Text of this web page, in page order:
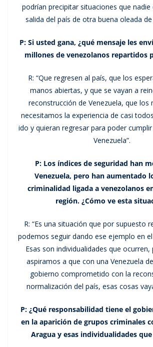
podrían precipitar situaciones que
salida del país de otra buena oleada de
P: Si usted gana, ¿qué mensaje les
millones de venezolanos repartidos
R: “Que regresen al país, que los
manos abiertas, y que se vayan a
reconstrucción de Venezuela, que los
necesitamos la experiencia de casi
ido y quieran regresar para poder
Venezuela”.
P: Los índices de seguridad han
Venezuela, pero han aumentado
criminalidad ligada a venezolanos
región. ¿Cómo ve esta
R: “Es una situación que por supuesto
podemos seguir dando ese ejemplo en
Esas son individualidades que
aspiramos a que con una Venezuela
gobierno comprometido con la
normalización del país, esas cosas
P: ¿Qué responsabilidad tiene el
en la aparición de grupos criminales
Aragua y esas individualidades